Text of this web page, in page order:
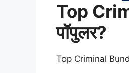
Top
पॉपुलर?
Top Criminal